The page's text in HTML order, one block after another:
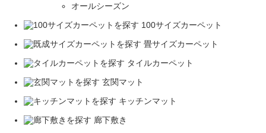
オールシーズン
100サイズカーペット
畳サイズカーペット
タイルカーペット
玄関マット
キッチンマット
廊下敷き